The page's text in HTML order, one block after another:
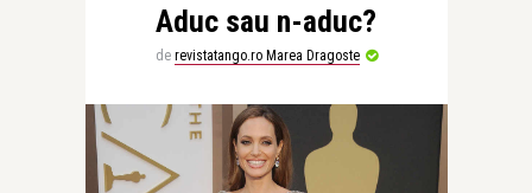
Aduc sau n-aduc?
de revistatango.ro Marea Dragoste